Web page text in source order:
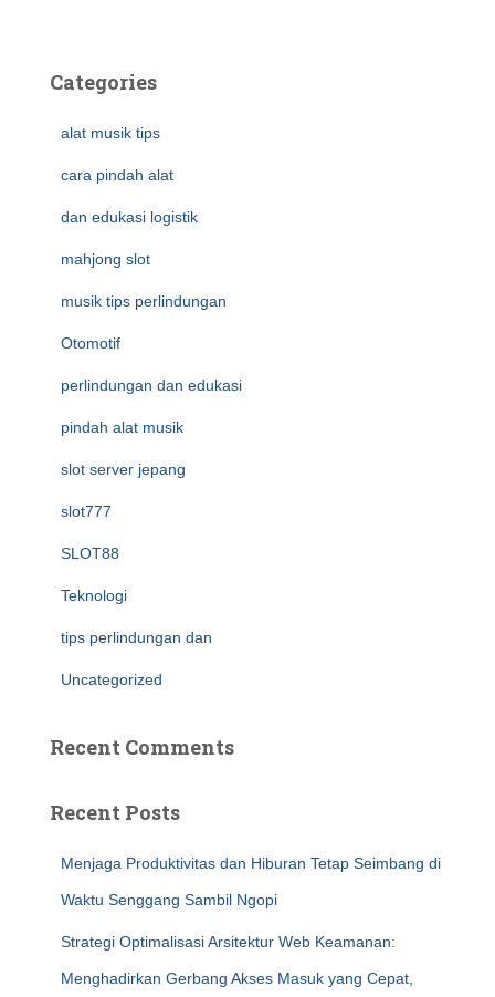
Categories
alat musik tips
cara pindah alat
dan edukasi logistik
mahjong slot
musik tips perlindungan
Otomotif
perlindungan dan edukasi
pindah alat musik
slot server jepang
slot777
SLOT88
Teknologi
tips perlindungan dan
Uncategorized
Recent Comments
Recent Posts
Menjaga Produktivitas dan Hiburan Tetap Seimbang di
Waktu Senggang Sambil Ngopi
Strategi Optimalisasi Arsitektur Web Keamanan:
Menghadirkan Gerbang Akses Masuk yang Cepat,